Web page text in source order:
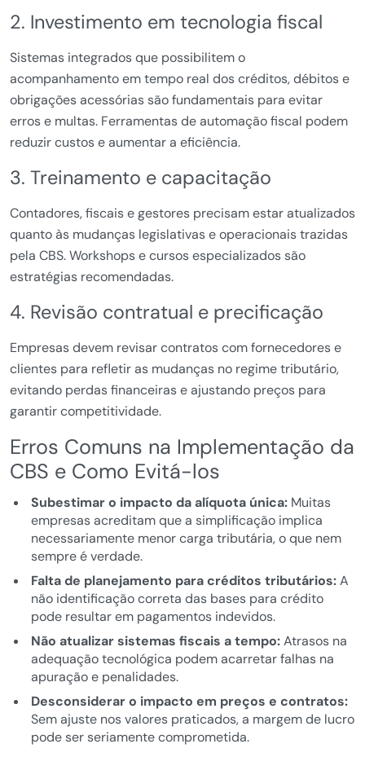
2. Investimento em tecnologia fiscal
Sistemas integrados que possibilitem o
acompanhamento em tempo real dos créditos, débitos e
obrigações acessórias são fundamentais para evitar
erros e multas. Ferramentas de automação fiscal podem
reduzir custos e aumentar a eficiência.
3. Treinamento e capacitação
Contadores, fiscais e gestores precisam estar atualizados
quanto às mudanças legislativas e operacionais trazidas
pela CBS. Workshops e cursos especializados são
estratégias recomendadas.
4. Revisão contratual e precificação
Empresas devem revisar contratos com fornecedores e
clientes para refletir as mudanças no regime tributário,
evitando perdas financeiras e ajustando preços para
garantir competitividade.
Erros Comuns na Implementação da
CBS e Como Evitá-los
Subestimar o impacto da alíquota única:Muitas
empresas acreditam que a simplificação implica
necessariamente menor carga tributária, o que nem
sempre é verdade.
Falta de planejamento para créditos tributários:A
não identificação correta das bases para crédito
pode resultar em pagamentos indevidos.
Não atualizar sistemas fiscais a tempo:Atrasos na
adequação tecnológica podem acarretar falhas na
apuração e penalidades.
Desconsiderar o impacto em preços e contratos:
Sem ajuste nos valores praticados, a margem de lucro
pode ser seriamente comprometida.